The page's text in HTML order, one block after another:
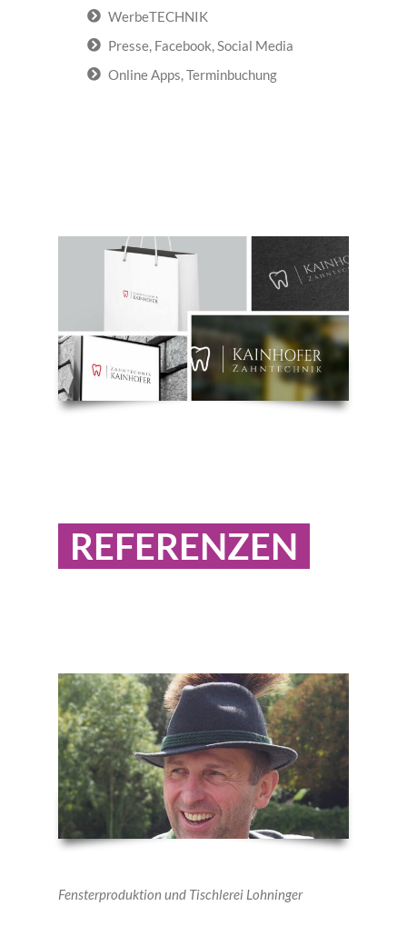
WerbeTECHNIK
Presse, Facebook, Social Media
Online Apps, Terminbuchung
REFERENZEN
Fensterproduktion und Tischlerei Lohninger